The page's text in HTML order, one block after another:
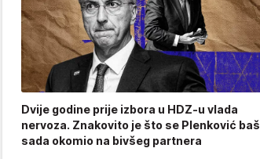
Dvije godine prije izbora u HDZ-u vlada
nervoza. Znakovito je što se Plenković baš
sada okomio na bivšeg partnera